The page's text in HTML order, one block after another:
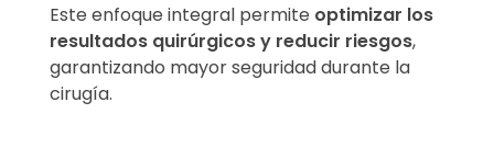
Este enfoque integral permite optimizar los
resultados quirúrgicos y reducir riesgos,
garantizando mayor seguridad durante la
cirugía.